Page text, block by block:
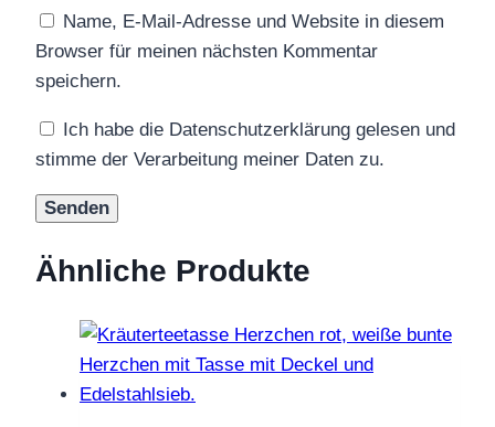
Name, E-Mail-Adresse und Website in diesem
Browser für meinen nächsten Kommentar
speichern.
Ich habe die Datenschutzerklärung gelesen und
stimme der Verarbeitung meiner Daten zu.
Ähnliche Produkte